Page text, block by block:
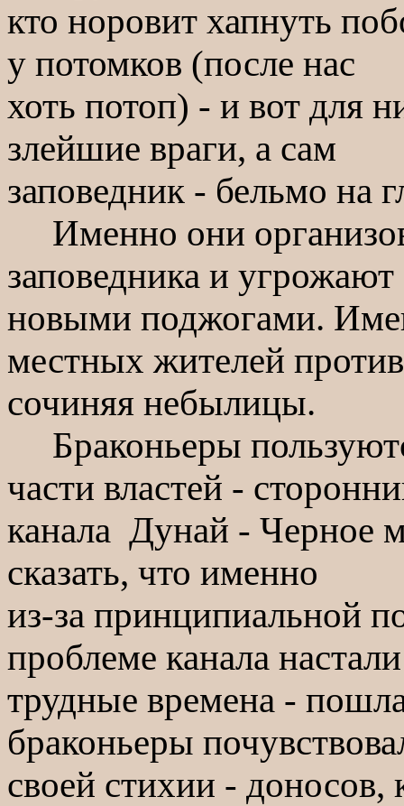
кто норовит хапнуть
у потомков (после нас
хоть потоп) - и вот для
злейшие враги, а сам
заповедник - бельмо на
Именно они
заповедника и угрожают
новыми поджогами.
местных жителей
сочиняя небылицы.
Браконьеры
части властей -
канала Дунай - Черное
сказать, что именно
из-за принципиальной
проблеме канала
трудные времена -
браконьеры
своей стихии -